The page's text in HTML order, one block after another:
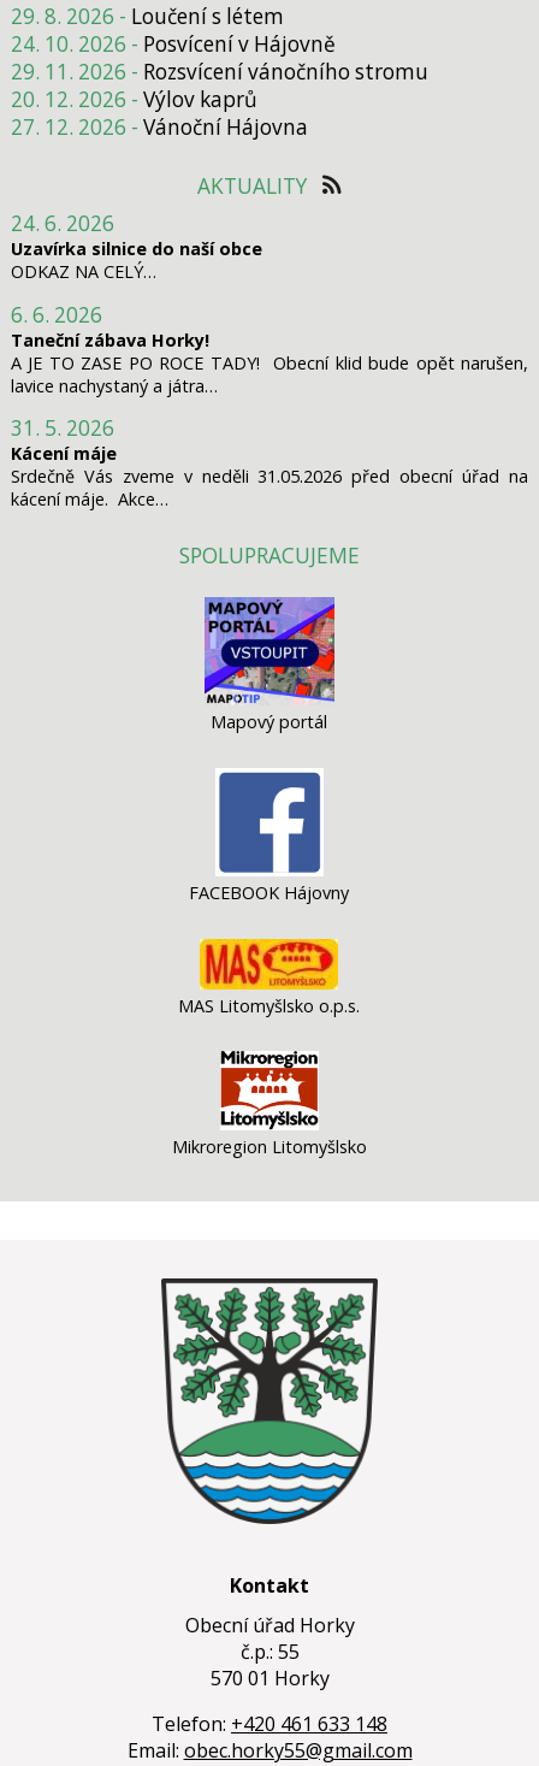
29. 8. 2026 - Loučení s létem
24. 10. 2026 - Posvícení v Hájovně
29. 11. 2026 - Rozsvícení vánočního stromu
20. 12. 2026 - Výlov kaprů
27. 12. 2026 - Vánoční Hájovna
AKTUALITY
24. 6. 2026
Uzavírka silnice do naší obce
ODKAZ NA CELÝ…
6. 6. 2026
Taneční zábava Horky!
A JE TO ZASE PO ROCE TADY! Obecní klid bude opět narušen,
lavice nachystaný a játra…
31. 5. 2026
Kácení máje
Srdečně Vás zveme v neděli 31.05.2026 před obecní úřad na
kácení máje. Akce…
SPOLUPRACUJEME
Mapový portál
FACEBOOK Hájovny
MAS Litomyšlsko o.p.s.
Mikroregion Litomyšlsko
Kontakt
Obecní úřad Horky
č.p.: 55
570 01 Horky
Telefon: +420 461 633 148
Email: obec.horky55@gmail.com